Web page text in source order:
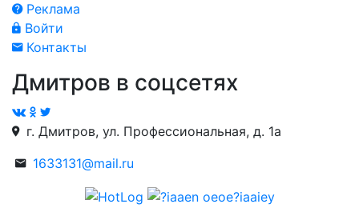
Реклама
Войти
Контакты
Дмитров в соцсетях
г. Дмитров, ул. Профессиональная, д. 1а
1633131@mail.ru